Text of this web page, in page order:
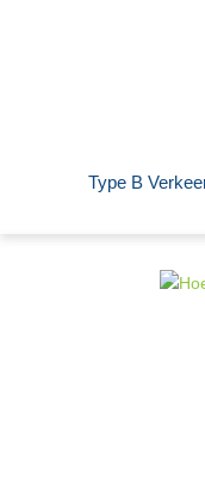
Type B